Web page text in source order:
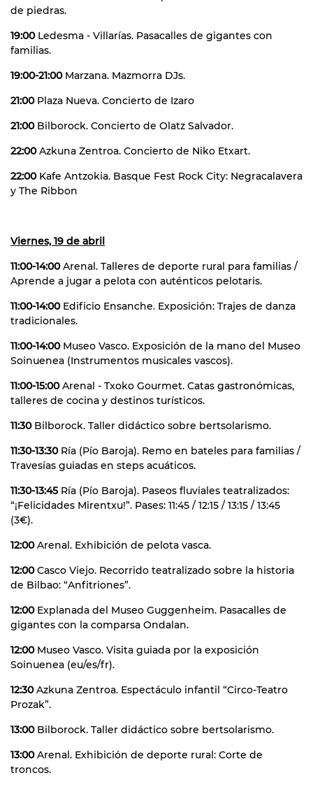
de piedras.
19:00Ledesma - Villarías. Pasacalles de gigantes con
familias.
19:00-21:00Marzana. Mazmorra DJs.
21:00Plaza Nueva. Concierto de Izaro
21:00Bilborock. Concierto de Olatz Salvador.
22:00Azkuna Zentroa. Concierto de Niko Etxart.
22:00Kafe Antzokia. Basque Fest Rock City: Negracalavera
y The Ribbon
Viernes, 19 de abril
11:00-14:00Arenal. Talleres de deporte rural para familias /
Aprende a jugar a pelota con auténticos pelotaris.
11:00-14:00Edificio Ensanche. Exposición: Trajes de danza
tradicionales.
11:00-14:00Museo Vasco. Exposición de la mano del Museo
Soinuenea (Instrumentos musicales vascos).
11:00-15:00Arenal - Txoko Gourmet. Catas gastronómicas,
talleres de cocina y destinos turísticos.
11:30Bilborock. Taller didáctico sobre bertsolarismo.
11:30-13:30Ría (Pío Baroja). Remo en bateles para familias /
Travesías guiadas en steps acuáticos.
11:30-13:45Ría (Pío Baroja). Paseos fluviales teatralizados:
“¡Felicidades Mirentxu!”. Pases: 11:45 / 12:15 / 13:15 / 13:45
(3€).
12:00Arenal. Exhibición de pelota vasca.
12:00Casco Viejo. Recorrido teatralizado sobre la historia
de Bilbao: “Anfitriones”.
12:00Explanada del Museo Guggenheim. Pasacalles de
gigantes con la comparsa Ondalan.
12:00Museo Vasco. Visita guiada por la exposición
Soinuenea (eu/es/fr).
12:30Azkuna Zentroa. Espectáculo infantil “Circo-Teatro
Prozak”.
13:00Bilborock. Taller didáctico sobre bertsolarismo.
13:00Arenal. Exhibición de deporte rural: Corte de
troncos.